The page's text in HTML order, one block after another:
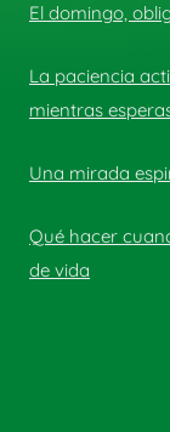
El domingo,
La paciencia
mientras
Una mirada
Qué hacer
de vida